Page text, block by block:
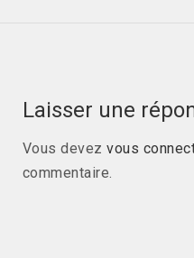
Laisser une
Vous devezvous
commentaire.